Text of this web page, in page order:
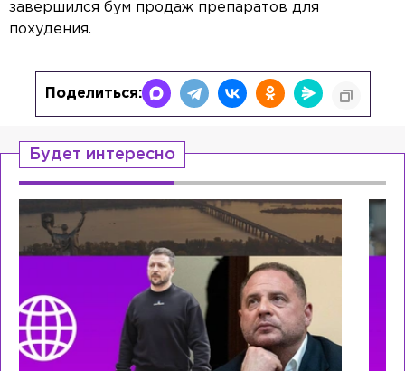
завершился бум продаж препаратов для
похудения.
Поделиться:
Будет интересно